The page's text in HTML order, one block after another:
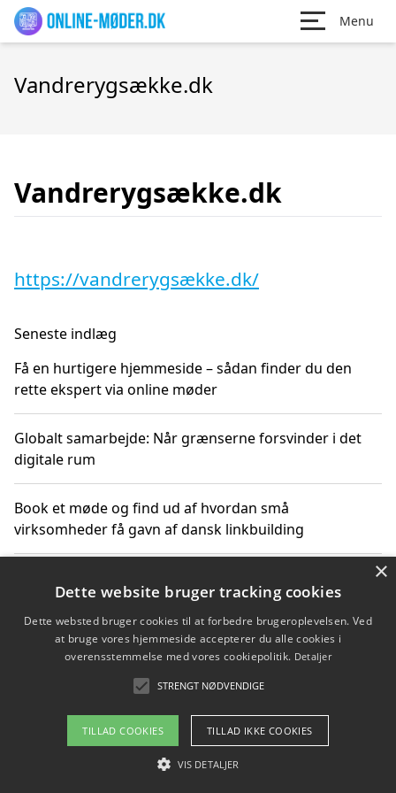
Menu
Vandrerygsække.dk
Vandrerygsække.dk
https://vandrerygsække.dk/
Seneste indlæg
Få en hurtigere hjemmeside – sådan finder du den
rette ekspert via online møder
Globalt samarbejde: Når grænserne forsvinder i det
digitale rum
Book et møde og find ud af hvordan små
virksomheder få gavn af dansk linkbuilding
får du indgår et samarbejde
Hold et møde med en WordPress ekspert og vælg den
mest professionelle til at vedligeholde din løsning
Copyright 2026 - Pilanto Aps
Om / kontakt
×
Dette website bruger tracking cookies
Dette websted bruger cookies til at forbedre brugeroplevelsen. Ved
at bruge vores hjemmeside accepterer du alle cookies i
overensstemmelse med vores cookiepolitik. Detaljer
STRENGT NØDVENDIGE
TILLAD COOKIES TILLAD IKKE COOKIES
VIS DETALJER